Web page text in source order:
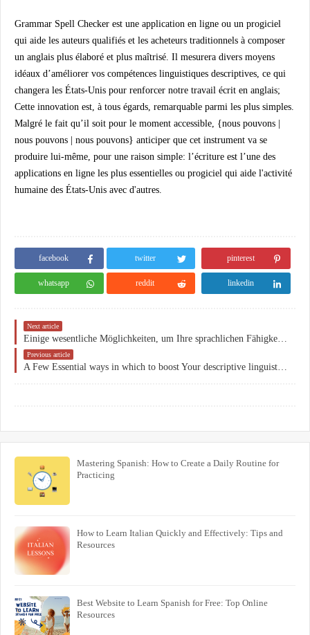
Grammar Spell Checker est une application en ligne ou un progiciel
qui aide les auteurs qualifiés et les acheteurs traditionnels à composer
un anglais plus élaboré et plus maîtrisé. Il mesurera divers moyens
idéaux d’améliorer vos compétences linguistiques descriptives, ce qui
changera les États-Unis pour renforcer notre travail écrit en anglais;
Cette innovation est, à tous égards, remarquable parmi les plus simples.
Malgré le fait qu’il soit pour le moment accessible, {nous pouvons |
nous pouvons | nous pouvons} anticiper que cet instrument va se
produire lui-même, pour une raison simple: l’écriture est l’une des
applications en ligne les plus essentielles ou progiciel qui aide l'activité
humaine des États-Unis avec d'autres.
facebook twitter pinterest
whatsapp reddit linkedin
Next article
Previous article
Mastering Spanish: How to Create a Daily Routine for
Practicing
How to Learn Italian Quickly and Effectively: Tips and
Resources
Best Website to Learn Spanish for Free: Top Online
Resources